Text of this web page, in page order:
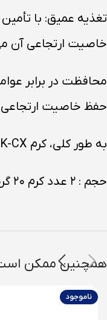
تغذیه عمیق: با
خاصیت ارتجاعی آن
محافظت در برابر
حفظ خاصیت
به طور کلی، کرم NK-CX با ترکیبات مغذی و خاصیت تسکین‌دهندگی خود، گزینه‌ای مناسب برای کاهش التهابات و بهبود سلامت پوست محسوب می‌شود.
حجم : ۲ عدد کرم ۲۰ گرمی
همچنین ممکن
ناموجود